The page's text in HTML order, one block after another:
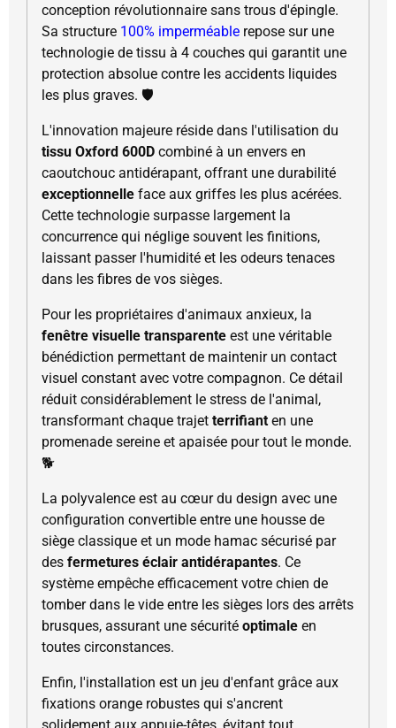
conception révolutionnaire sans trous d'épingle.
Sa structure 100% imperméable repose sur une
technologie de tissu à 4 couches qui garantit une
protection absolue contre les accidents liquides
les plus graves. 🛡️
L'innovation majeure réside dans l'utilisation du
tissu Oxford 600D combiné à un envers en
caoutchouc antidérapant, offrant une durabilité
exceptionnelle face aux griffes les plus acérées.
Cette technologie surpasse largement la
concurrence qui néglige souvent les finitions,
laissant passer l'humidité et les odeurs tenaces
dans les fibres de vos sièges.
Pour les propriétaires d'animaux anxieux, la
fenêtre visuelle transparente est une véritable
bénédiction permettant de maintenir un contact
visuel constant avec votre compagnon. Ce détail
réduit considérablement le stress de l'animal,
transformant chaque trajet terrifiant en une
promenade sereine et apaisée pour tout le monde.
🐕
La polyvalence est au cœur du design avec une
configuration convertible entre une housse de
siège classique et un mode hamac sécurisé par
des fermetures éclair antidérapantes. Ce
système empêche efficacement votre chien de
tomber dans le vide entre les sièges lors des arrêts
brusques, assurant une sécurité optimale en
toutes circonstances.
Enfin, l'installation est un jeu d'enfant grâce aux
fixations orange robustes qui s'ancrent
solidement aux appuie-têtes, évitant tout